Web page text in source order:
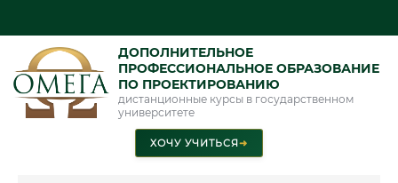
ДОПОЛНИТЕЛЬНОЕ
ПРОФЕССИОНАЛЬНОЕ ОБРАЗОВАНИЕ
ПО ПРОЕКТИРОВАНИЮ
дистанционные курсы в государственном
университете
ХОЧУ УЧИТЬСЯ➜